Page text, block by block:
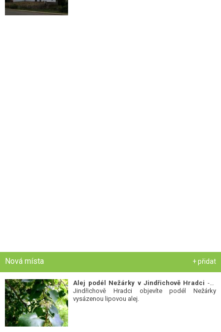
Nová místa + přidat
Alej podél Nežárky v Jindřichově Hradci - V
Jindřichově Hradci objevíte podél Nežárky
vysázenou lipovou alej.